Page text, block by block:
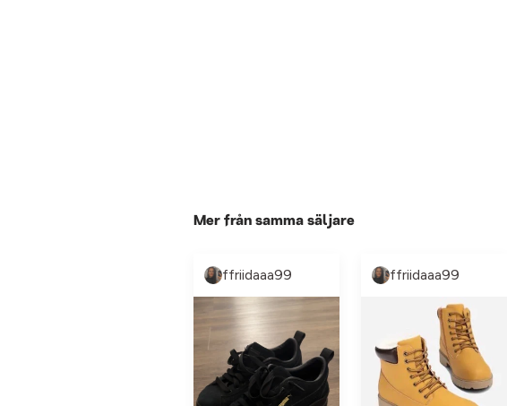
Mer från samma säljare
ffriidaaa99 ffriidaaa99